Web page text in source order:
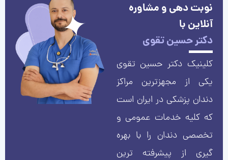
نوبت دهی و مشاوره
آنلاین با
دکتر حسین تقوی
کلینیک دکتر حسین تقوی
یکی از مجهزترین مراکز
دندان پزشکی در ایران است
که کلیه خدمات عمومی و
تخصصی دندان را با بهره
گیری از پیشرفته ترین